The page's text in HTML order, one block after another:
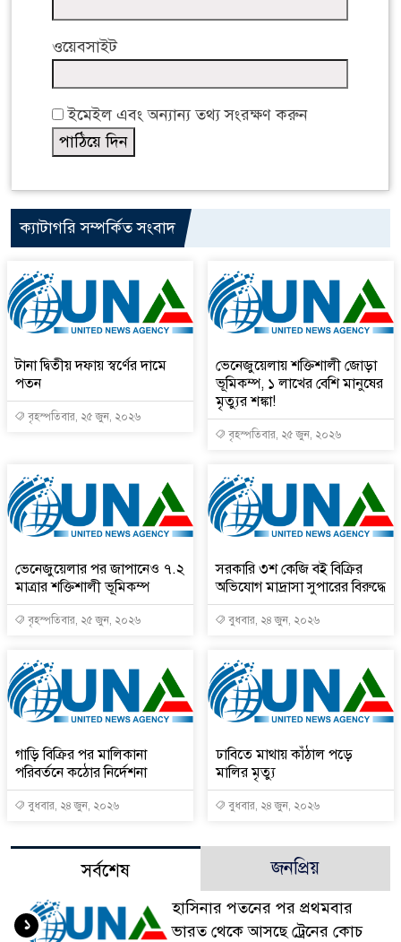
ওয়েবসাইট
ইমেইল এবং অন্যান্য তথ্য সংরক্ষণ করুন
ক্যাটাগরি সম্পর্কিত সংবাদ
টানা দ্বিতীয় দফায় স্বর্ণের দামে
পতন
বৃহস্পতিবার, ২৫ জুন, ২০২৬
ভেনেজুয়েলায় শক্তিশালী জোড়া
ভূমিকম্প, ১ লাখের বেশি মানুষের
মৃত্যুর শঙ্কা!
বৃহস্পতিবার, ২৫ জুন, ২০২৬
ভেনেজুয়েলার পর জাপানেও ৭.২
মাত্রার শক্তিশালী ভূমিকম্প
বৃহস্পতিবার, ২৫ জুন, ২০২৬
সরকারি ৩শ কেজি বই বিক্রির
অভিযোগ মাদ্রাসা সুপারের বিরুদ্ধে
বুধবার, ২৪ জুন, ২০২৬
গাড়ি বিক্রির পর মালিকানা
পরিবর্তনে কঠোর নির্দেশনা
বুধবার, ২৪ জুন, ২০২৬
ঢাবিতে মাথায় কাঁঠাল পড়ে
মালির মৃত্যু
বুধবার, ২৪ জুন, ২০২৬
সর্বশেষ জনপ্রিয়
হাসিনার পতনের পর প্রথমবার
ভারত থেকে আসছে ট্রেনের কোচ
১